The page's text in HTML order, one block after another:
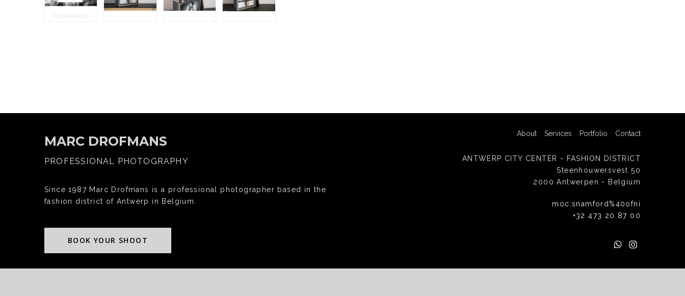
MARC DROFMANS
PROFESSIONAL PHOTOGRAPHY
Since 1987 Marc Drofmans is a professional photographer based in the
fashion district of Antwerp in Belgium.
BOOK YOUR SHOOT
About Services Portfolio Contact
ANTWERP CITY CENTER - FASHION DISTRICT
Steenhouwersvest 50
2000 Antwerpen - Belgium
moc.snamford%40ofni
+32 473 20 87 00